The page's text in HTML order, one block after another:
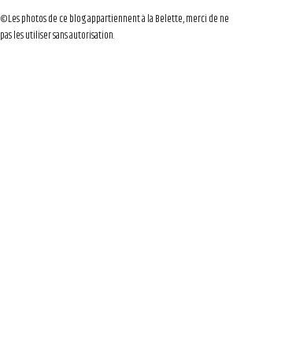
©Les photos de ce blog appartiennent à la Belette, merci de ne
pas les utiliser sans autorisation.